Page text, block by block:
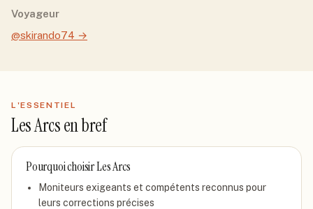
Voyageur
@skirando74 →
L'ESSENTIEL
Les Arcsen bref
Pourquoi choisirLes Arcs
Moniteurs exigeants et compétents reconnus pour
leurs corrections précises